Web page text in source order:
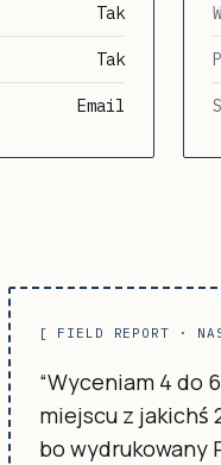
Tak
Tak
Email
[ FIELD REPORT ·
“Wyceniam 4 do
miejscu z jakichś
bo wydrukowany